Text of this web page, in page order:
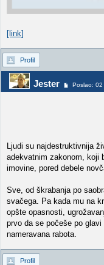
[link]
Profil
Jester Poslao:
Ljudi su najdestruktivnija
adekvatnim zakonom, koji
imovine, pored debele
Sve, od škrabanja po
svačega. Pa kada mu na
opšte opasnosti,
prvo da se počeše po
nameravana rabota.
Profil